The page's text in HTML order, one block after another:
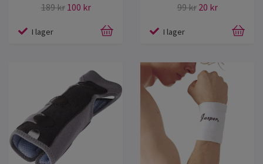
189 kr 100 kr
I lager
99 kr 20 kr
I lager